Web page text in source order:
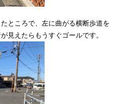
ところで、左に曲がる横断歩道を
見えたらもうすぐゴールです。